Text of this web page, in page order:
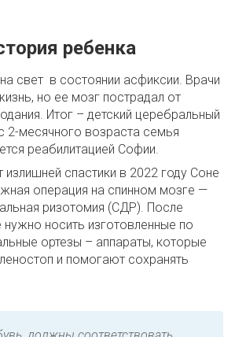
ребенка
свет в состоянии асфиксии. Врачи
но ее мозг пострадал от
Итог – детский церебральный
2-месячного возраста семья
реабилитацией Софии.
излишней спастики в 2022 году Соне
операция на спинном мозге —
ризотомия (СДР). После
носить изготовленные по
ортезы – аппараты, которые
и помогают сохранять